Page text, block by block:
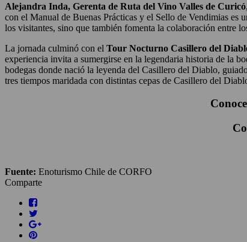
Alejandra Inda, Gerenta de Ruta del Vino Valles de Curicó
con el Manual de Buenas Prácticas y el Sello de Vendimias es
los visitantes, sino que también fomenta la colaboración entre
La jornada culminó con el Tour Nocturno Casillero del
experiencia invita a sumergirse en la legendaria historia de la
bodegas donde nació la leyenda del Casillero del Diablo,
tres tiempos maridada con distintas cepas de Casillero del
Fuente: Enoturismo Chile de CORFO
Comparte